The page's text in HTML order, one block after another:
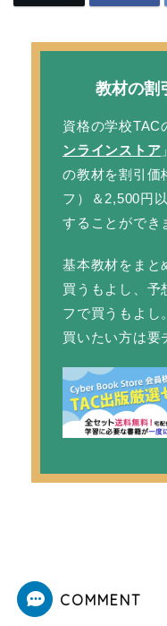
教材の割
資格の学校TAC
ンラインストア
の教材を割引価
フ）＆2,500円
することができ
基本教材をまと
買うもよし、予
フで買うもよし
買いたい方は要
COMMENT